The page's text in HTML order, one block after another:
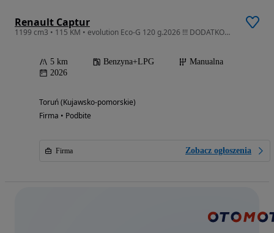
Renault Captur
1199 cm3 • 115 KM • evolution Eco-G 120 g.2026 !!! DODATKOWY RABAT !!!
5 km Benzyna+LPG
Manualna
2026
Toruń (Kujawsko-pomorskie)
Firma • Podbite
Firma Zobacz ogłoszenia